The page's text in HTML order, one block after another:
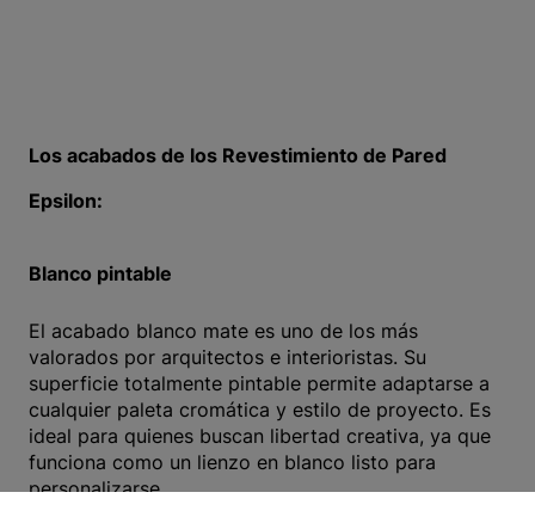
Los acabados de los Revestimiento de Pared
Epsilon:
Blanco pintable
El acabado blanco mate es uno de los más
valorados por arquitectos e interioristas. Su
superficie totalmente pintable permite adaptarse a
cualquier paleta cromática y estilo de proyecto. Es
ideal para quienes buscan libertad creativa, ya que
funciona como un lienzo en blanco listo para
personalizarse.